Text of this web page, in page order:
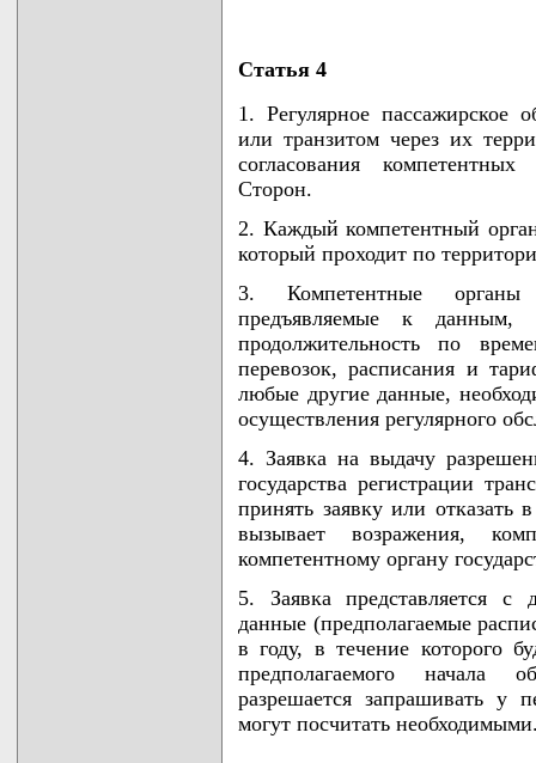
Статья 4
1. Регулярное пассажирское
или транзитом через их
согласования
Сторон.
2. Каждый компетентный
который проходит по
3. Компетентные органы
предъявляемые к
продолжительность по
перевозок, расписания и
любые другие данные,
осуществления регулярного
4. Заявка на выдачу
государства регистрации
принять заявку или отказать
вызывает возражения,
компетентному органу
5. Заявка представляется с
данные (предполагаемые
в году, в течение которого
предполагаемого начала
разрешается запрашивать у
могут посчитать